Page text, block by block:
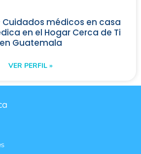
Cuidados médicos en casa
en el Hogar Cerca de Ti
en Guatemala
VER PERFIL »